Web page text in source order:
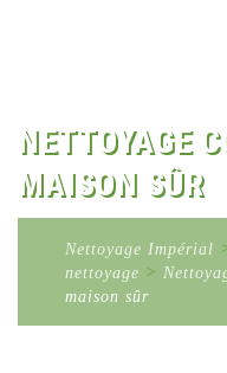
NETTOYAGE
MAISON SÛR
Nettoyage Impérial
nettoyage >
maison sûr